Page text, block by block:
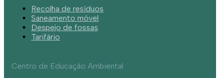
Recolha de resíduos
Saneamento móvel
Despejo de fossas
Tarifário
Centro de Educação Ambiental